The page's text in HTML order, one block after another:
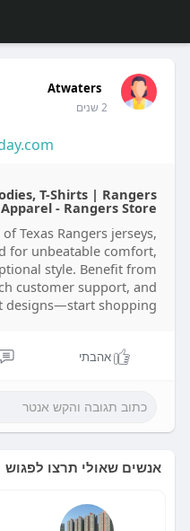
Atwaters
2 שנים
T-Shirts | Rangers
Apparel - Rangers Store
Texas Rangers jerseys,
for unbeatable comfort,
style. Benefit from
customer support, and
designs—start shopping
אהבתי
אנשים שאולי תרצו לפגוש